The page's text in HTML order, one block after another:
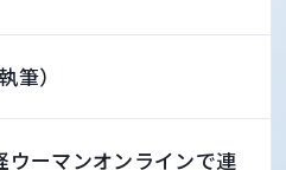
筆）
ーマンオンラインで連